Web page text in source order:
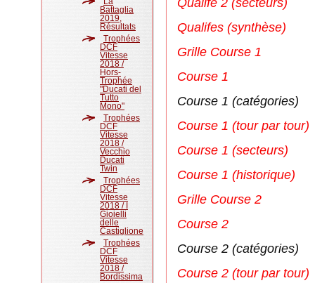
Battaglia
2019,
Résultats
Trophées
DCF
Vitesse
2018 /
Hors-
Trophée
"Ducati del
Tutto
Mono"
Trophées
DCF
Vitesse
2018 /
Vecchio
Ducati
Twin
Trophées
DCF
Vitesse
2018 / I
Gioielli
delle
Castiglione
Trophées
DCF
Vitesse
2018 /
Bordissima
Qualife 2 (secteurs)
Qualifes (synthèse)
Grille Course 1
Course 1
Course 1 (catégories)
Course 1 (tour par tour)
Course 1 (secteurs)
Course 1 (historique)
Grille Course 2
Course 2
Course 2 (catégories)
Course 2 (tour par tour)